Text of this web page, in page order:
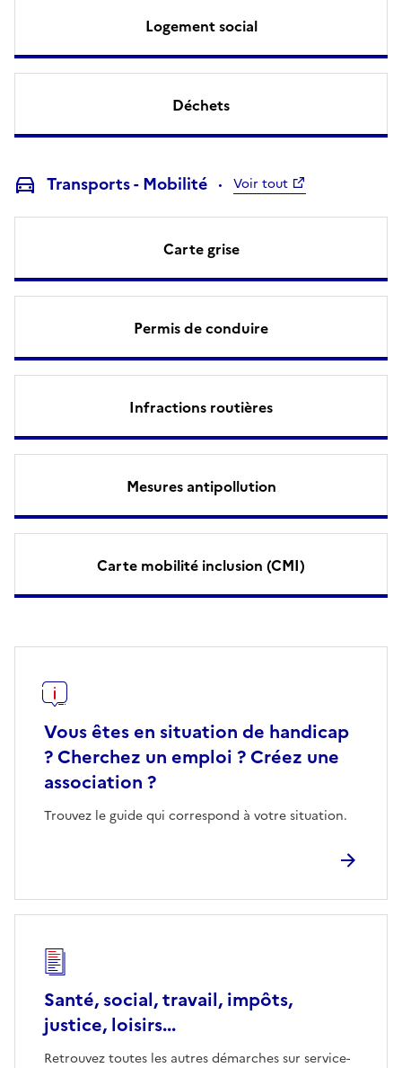
Logement social
Déchets
Transports - Mobilité Voir tout
Carte grise
Permis de conduire
Infractions routières
Mesures antipollution
Carte mobilité inclusion (CMI)
Vous êtes en situation de handicap
? Cherchez un emploi ? Créez une
association ?
Trouvez le guide qui correspond à votre situation.
Santé, social, travail, impôts,
justice, loisirs...
Retrouvez toutes les autres démarches sur service-